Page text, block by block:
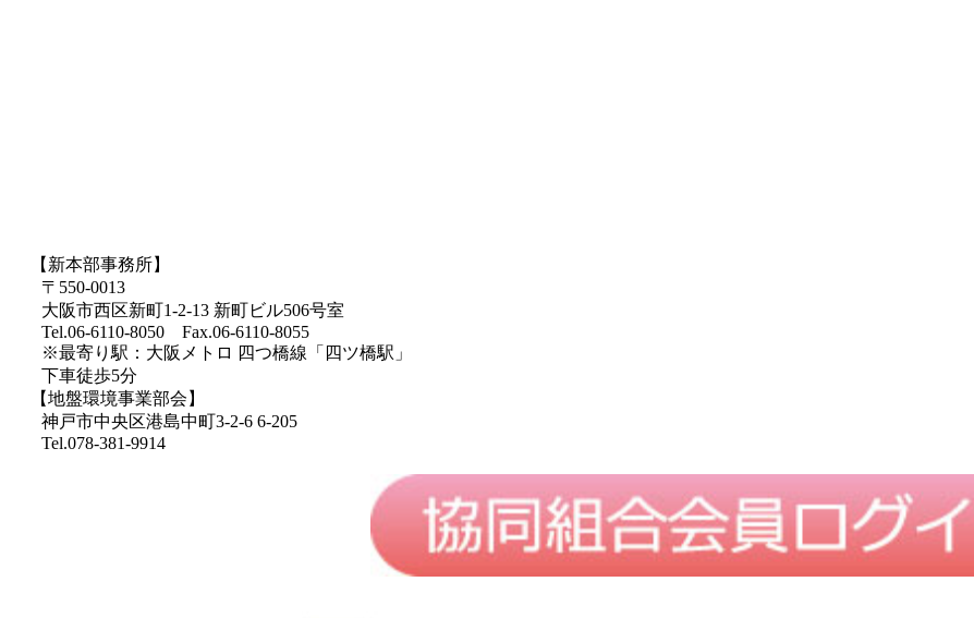
【新本部事務所】
〒550-0013
大阪市西区新町1-2-13 新町ビル506号室
Tel.06-6110-8050 Fax.06-6110-8055
※最寄り駅：大阪メトロ 四つ橋線「四ツ橋駅」
下車徒歩5分
【地盤環境事業部会】
神戸市中央区港島中町3-2-6 6-205
Tel.078-381-9914